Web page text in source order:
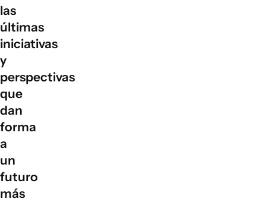
gases de efecto invernadero.
las
últimas
iniciativas
y
perspectivas
que
dan
forma
a
un
futuro
más